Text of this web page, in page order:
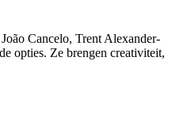
Cancelo, Trent Alexander-
opties. Ze brengen creativiteit,